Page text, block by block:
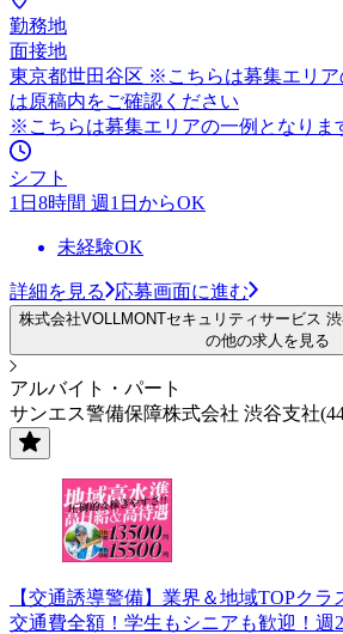
勤務地
面接地
東京都世田谷区 ※こちらは募集エリ
は原稿内をご確認ください
※こちらは募集エリアの一例となりま
シフト
1日8時間 週1日からOK
未経験OK
詳細を見る 応募画面に進む
株式会社VOLLMONTセキュリティサービス
の他の求人を見る
アルバイト・パート
サンエス警備保障株式会社 渋谷支社
【交通誘導警備】業界＆地域TOPクラ
交通費全額！学生もシニアも歓迎！